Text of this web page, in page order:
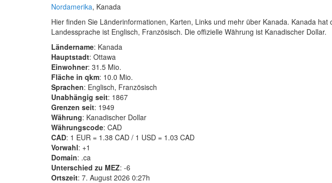
Nordamerika, Kanada
Hier finden Sie Länderinformationen, Karten, Links und mehr über Kanada. Kanada
Landessprache ist Englisch, Französisch. Die offizielle Währung ist Kanadischer Dollar.
Ländername: Kanada
Hauptstadt: Ottawa
Einwohner: 31.5 Mio.
Fläche in qkm: 10.0 Mio.
Sprachen: Englisch, Französisch
Unabhängig seit: 1867
Grenzen seit: 1949
Währung: Kanadischer Dollar
Währungscode: CAD
CAD: 1 EUR = 1.38 CAD / 1 USD = 1.03 CAD
Vorwahl: +1
Domain: .ca
Unterschied zu MEZ: -6
Ortszeit: 7. August 2026 0:27h